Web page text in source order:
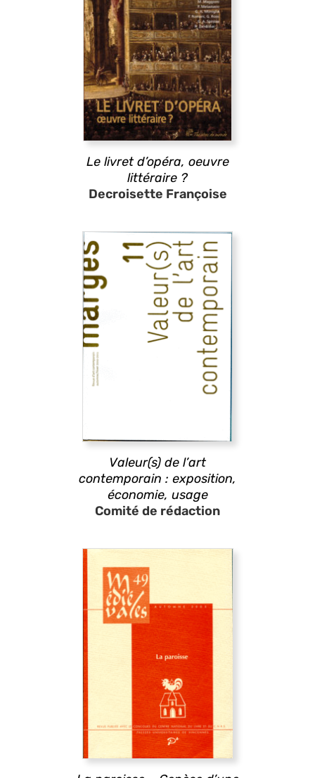
Le livret d’opéra, oeuvre
littéraire ?
Decroisette Françoise
Valeur(s) de l’art
contemporain : exposition,
économie, usage
Comité de rédaction